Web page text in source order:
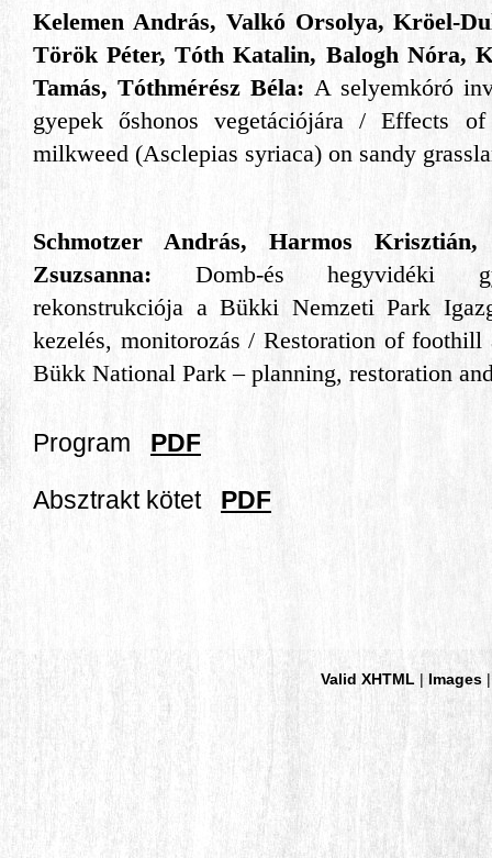
Kelemen András, Valkó Orsolya, Kröel-
Török Péter, Tóth Katalin, Balogh Nóra,
Tamás, Tóthmérész Béla: A selyemkóró
gyepek őshonos vegetációjára / Effects
milkweed (Asclepias syriaca) on sandy
Schmotzer András, Harmos
Zsuzsanna: Domb-és hegyvidéki
rekonstrukciója a Bükki Nemzeti Park
kezelés, monitorozás / Restoration of foothill
Bükk National Park – planning, restoration
Program PDF
Absztrakt kötet PDF
Valid XHTML | Images